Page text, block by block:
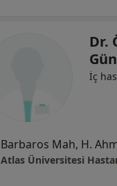
Dr.
İç
Atlas Üniversitesi